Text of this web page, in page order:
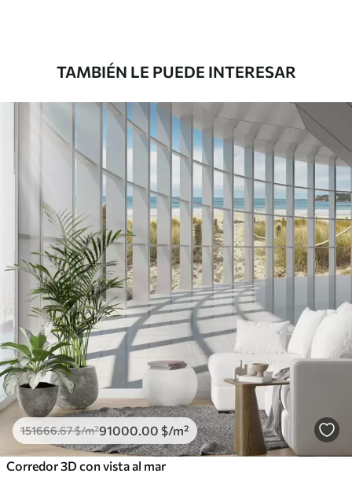
Vinilo Premium
199833.33119900.00$/m²
TAMBIÉN LE PUEDE INTERESAR
151666.67$/m²91000 .00 $/m²
Corredor 3D con vista al mar